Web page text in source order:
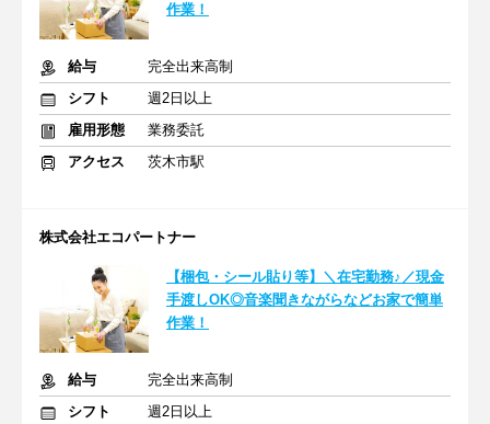
作業！
給与
完全出来高制
シフト
週2日以上
雇用形態
業務委託
アクセス
茨木市駅
株式会社エコパートナー
【梱包・シール貼り等】＼在宅勤務♪／現金
手渡しOK◎音楽聞きながらなどお家で簡単
作業！
給与
完全出来高制
シフト
週2日以上